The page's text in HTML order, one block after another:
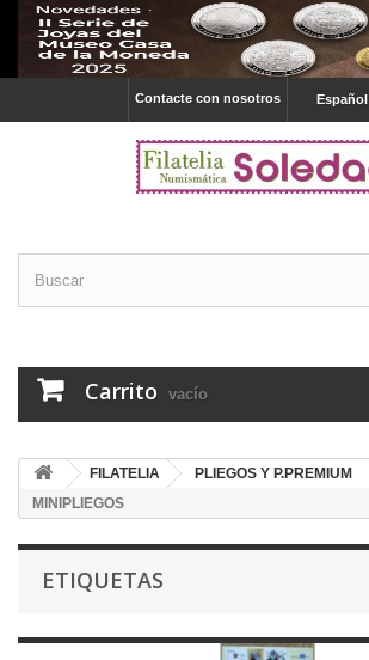
Español
Contacte con nosotros
Carrito vacío
FILATELIA PLIEGOS Y P.PREMIUM
MINIPLIEGOS
ETIQUETAS